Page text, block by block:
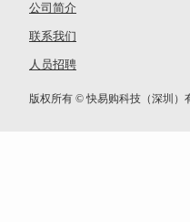
公司简介
联系我们
人员招聘
版权所有 © 快易购科技（深圳）